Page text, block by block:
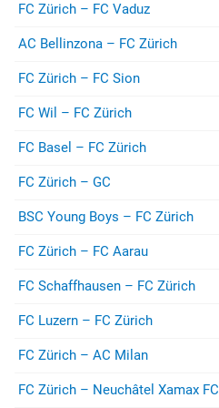
FC Zürich – FC Vaduz
AC Bellinzona – FC Zürich
FC Zürich – FC Sion
FC Wil – FC Zürich
FC Basel – FC Zürich
FC Zürich – GC
BSC Young Boys – FC Zürich
FC Zürich – FC Aarau
FC Schaffhausen – FC Zürich
FC Luzern – FC Zürich
FC Zürich – AC Milan
FC Zürich – Neuchâtel Xamax FC